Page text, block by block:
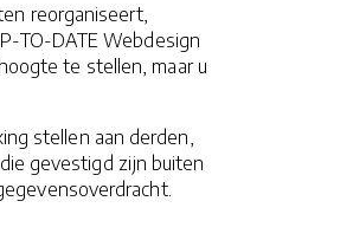
reorganiseert,
TO-DATE Webdesign
te stellen, maar u
stellen aan derden,
gevestigd zijn buiten